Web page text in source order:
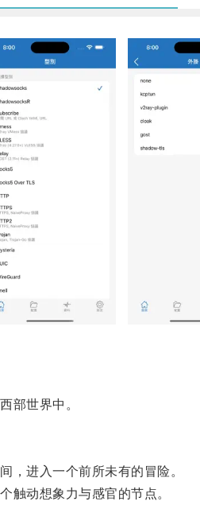
世界中。
进入一个前所未有的冒险。
动想象力与感官的节点。